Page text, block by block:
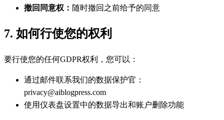
撤回同意权： 随时撤回之前给予的同意
7. 如何行使您的权利
要行使您的任何GDPR权利，您可以：
通过邮件联系我们的数据保护官：
privacy@aiblogpress.com
使用仪表盘设置中的数据导出和账户删除功能